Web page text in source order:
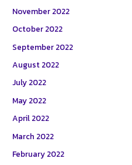
November 2022
October 2022
September 2022
August 2022
July 2022
May 2022
April 2022
March 2022
February 2022